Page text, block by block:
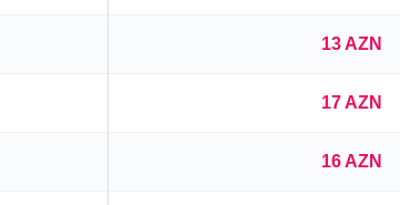
13 AZN
17 AZN
16 AZN